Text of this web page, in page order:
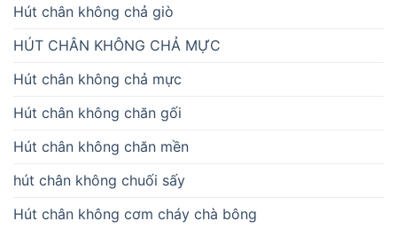
Hút chân không chả giò
HÚT CHÂN KHÔNG CHẢ MỰC
Hút chân không chả mực
Hút chân không chăn gối
Hút chân không chăn mền
hút chân không chuối sấy
Hút chân không cơm cháy chà bông